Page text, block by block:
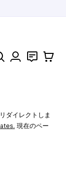
お問い合わ
カート
ダイレクトしま
. 現在のペー